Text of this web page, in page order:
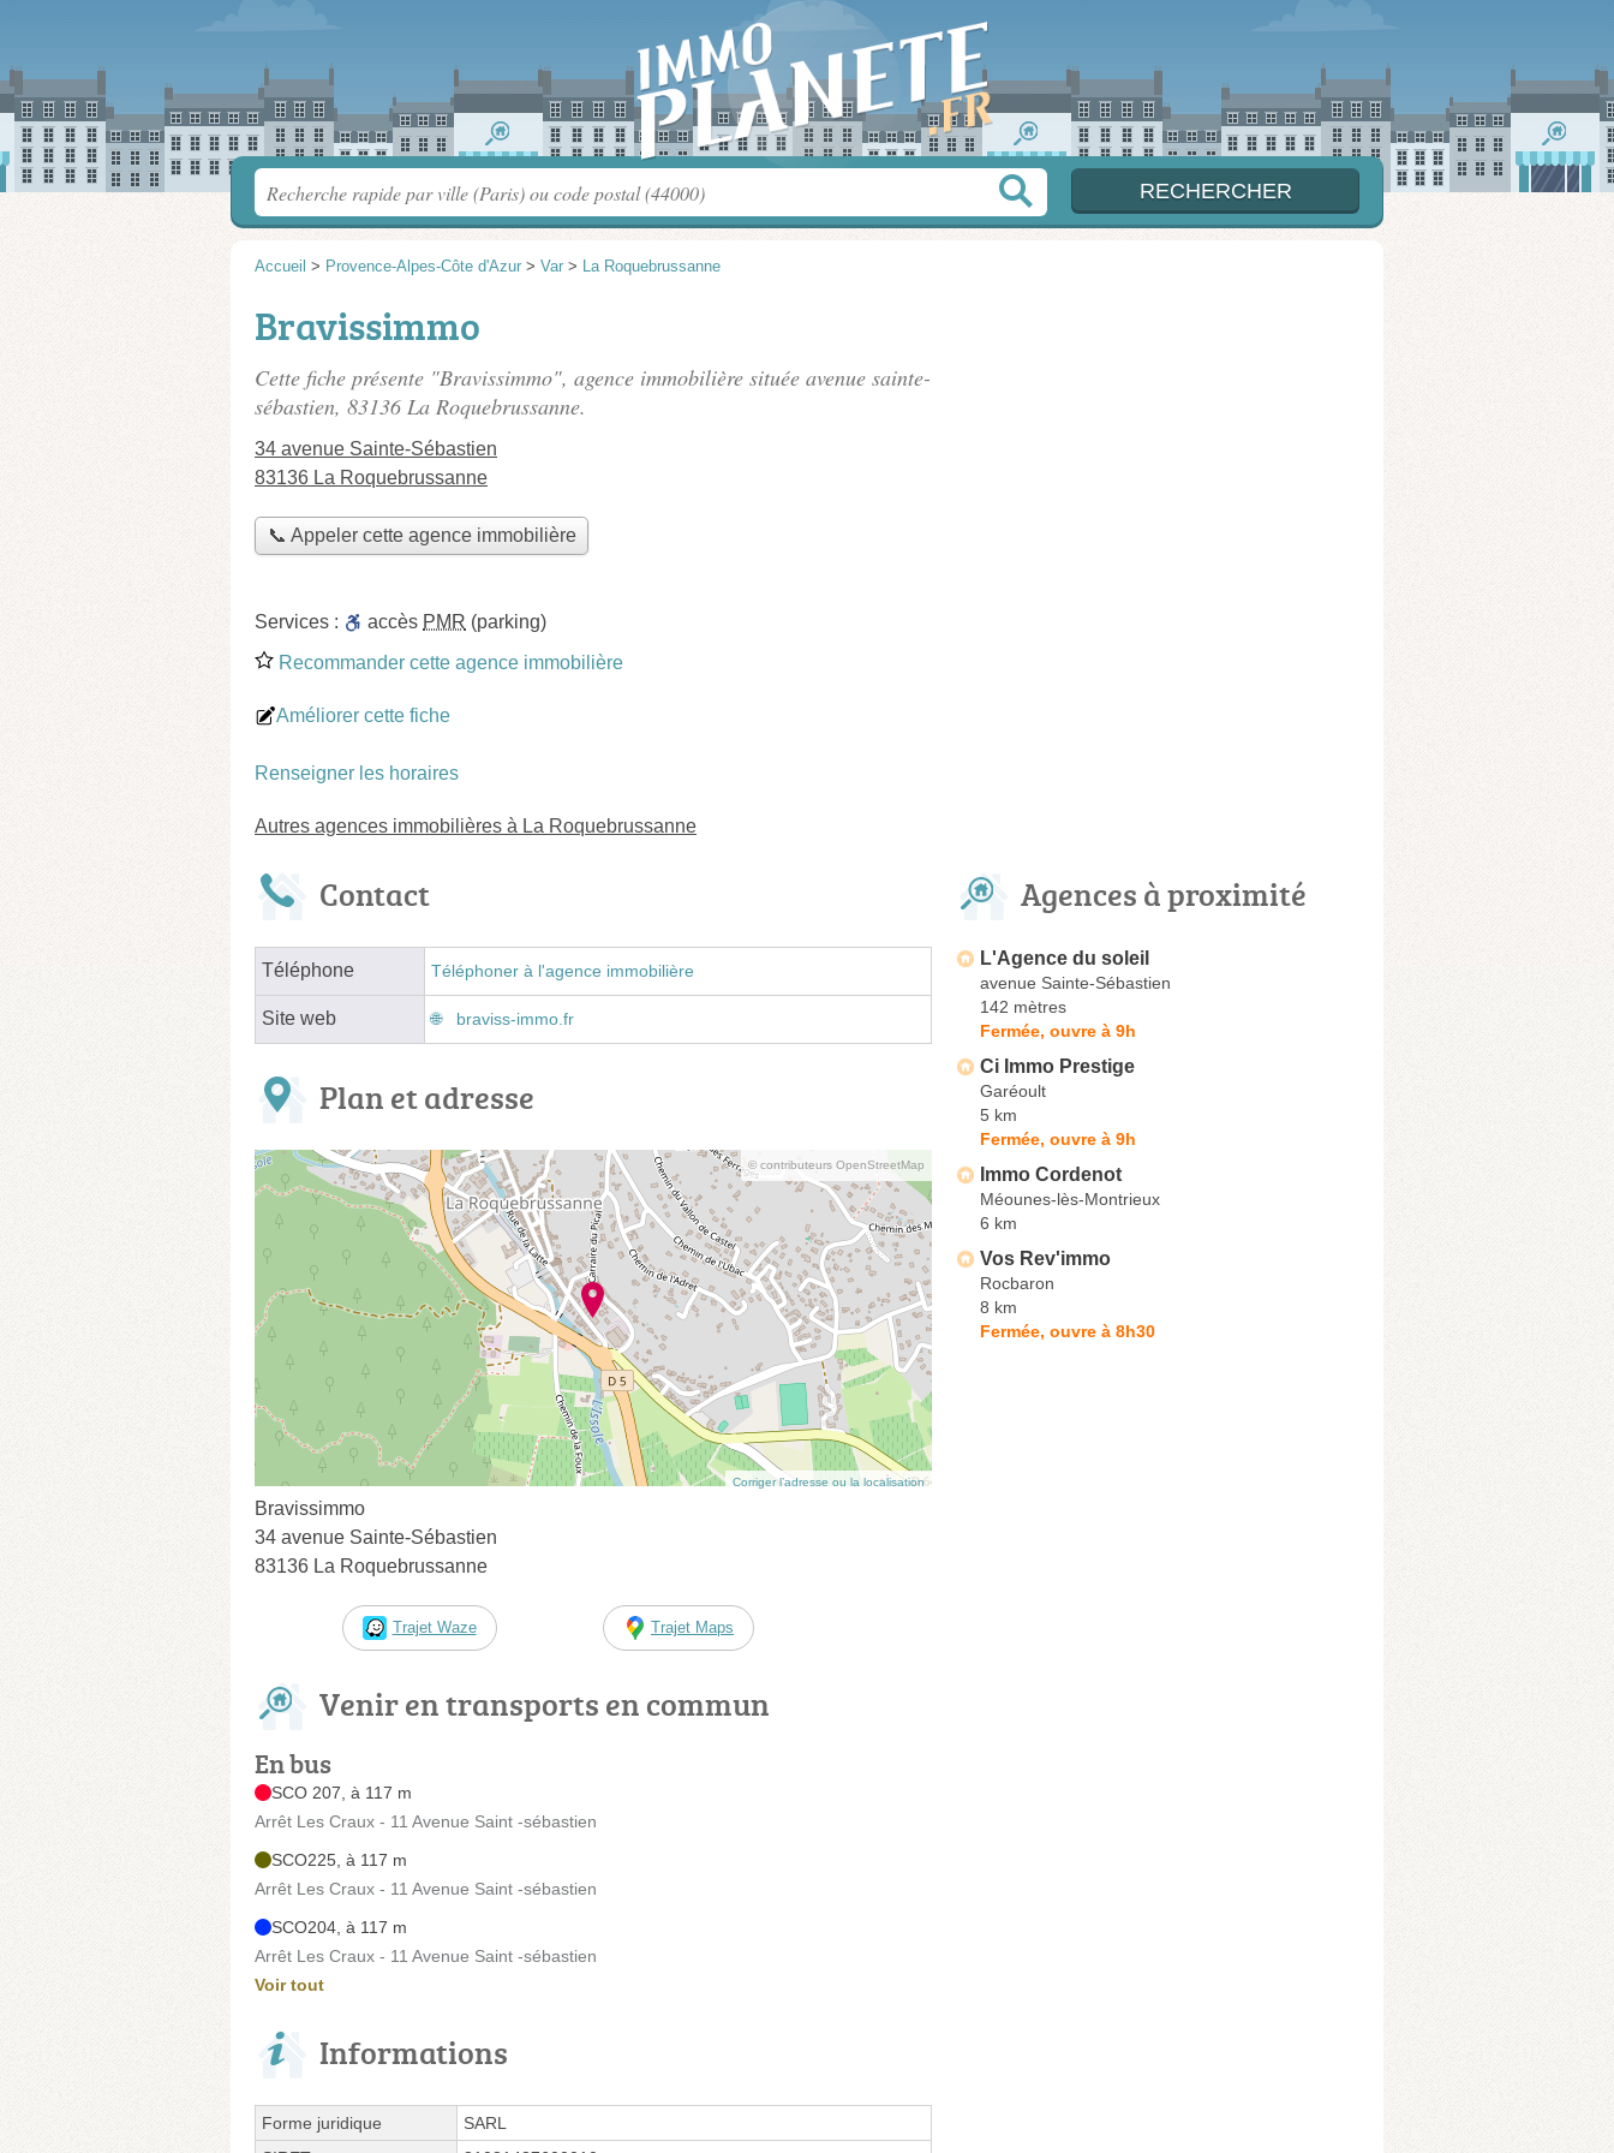
Accueil > Provence-Alpes-Côte d'Azur > Var > La Roquebrussanne
Bravissimmo
Cette fiche présente "Bravissimmo", agence immobilière située avenue sainte-
sébastien, 83136 La Roquebrussanne.
34 avenue Sainte-Sébastien
83136 La Roquebrussanne
📞 Appeler cette agence immobilière
Services : accès PMR (parking)
Recommander cette agence immobilière
Améliorer cette fiche
Renseigner les horaires
Autres agences immobilières à La Roquebrussanne
Contact
Téléphone Téléphoner à l'agence immobilière
Site web braviss-immo.fr
Plan et adresse
© contributeurs OpenStreetMap
Corriger l’adresse ou la localisation
Bravissimmo
34 avenue Sainte-Sébastien
83136 La Roquebrussanne
Trajet Waze Trajet Maps
Venir en transports en commun
En bus
SCO 207, à 117 m
Arrêt Les Craux - 11 Avenue Saint -sébastien
SCO225, à 117 m
Arrêt Les Craux - 11 Avenue Saint -sébastien
SCO204, à 117 m
Arrêt Les Craux - 11 Avenue Saint -sébastien
Voir tout
Informations
Forme juridique
SARL
Agences à proximité
L'Agence du soleil
avenue Sainte-Sébastien
142 mètres
Fermée, ouvre à 9h
Ci Immo Prestige
Garéoult
5 km
Fermée, ouvre à 9h
Immo Cordenot
Méounes-lès-Montrieux
6 km
Vos Rev'immo
Rocbaron
8 km
Fermée, ouvre à 8h30